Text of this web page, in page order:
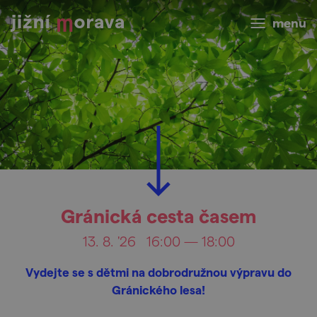
menu
Gránická cesta časem
13. 8. '26 16:00 — 18:00
Vydejte se s dětmi na dobrodružnou výpravu do
Gránického lesa!